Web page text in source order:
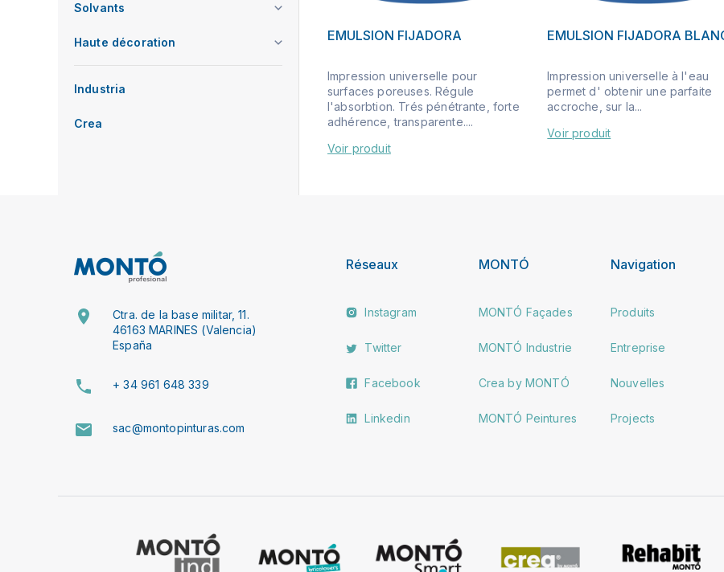
Solvants
Haute décoration
Industria
Crea
EMULSION FIJADORA
Impression universelle pour
surfaces poreuses. Régule
l'absorbtion. Trés pénétrante, forte
adhérence, transparente....
Voir produit
EMULSION FIJADORA
Impression universelle à l'eau
permet d' obtenir une parfaite
accroche, sur la...
Voir produit
Ctra. de la base militar, 11.
46163 MARINES (Valencia)
España
+ 34 961 648 339
sac@montopinturas.com
Réseaux
Instagram
Twitter
Facebook
Linkedin
MONTÓ
MONTÓ Façades
MONTÓ Industrie
Crea by MONTÓ
MONTÓ Peintures
Navigation
Produits
Entreprise
Nouvelles
Projects